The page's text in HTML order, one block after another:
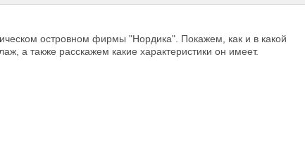
островном фирмы "Нордика". Покажем, как и в какой
а также расскажем какие характеристики он имеет.